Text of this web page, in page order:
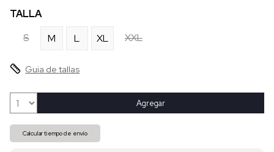
TALLA
S
M L XL XXL
Guia de tallas
Agregar
Calcular tiempo de envío